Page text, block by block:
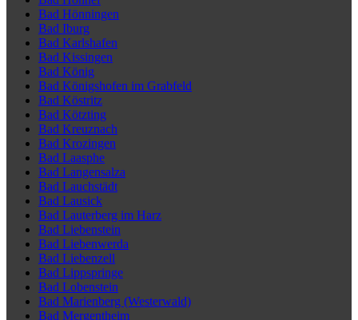
Bad Hönningen
Bad Iburg
Bad Karlshafen
Bad Kissingen
Bad König
Bad Königshofen im Grabfeld
Bad Köstritz
Bad Kötzting
Bad Kreuznach
Bad Krozingen
Bad Laasphe
Bad Langensalza
Bad Lauchstädt
Bad Lausick
Bad Lauterberg im Harz
Bad Liebenstein
Bad Liebenwerda
Bad Liebenzell
Bad Lippspringe
Bad Lobenstein
Bad Marienberg (Westerwald)
Bad Mergentheim